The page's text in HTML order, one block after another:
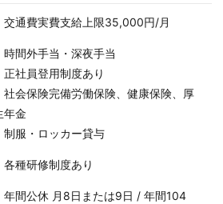
交通費実費支給上限35,000円/月
時間外手当・深夜手当
正社員登用制度あり
社会保険完備労働保険、健康保険、厚
年金
制服・ロッカー貸与
各種研修制度あり
年間公休 月8日または9日 / 年間104